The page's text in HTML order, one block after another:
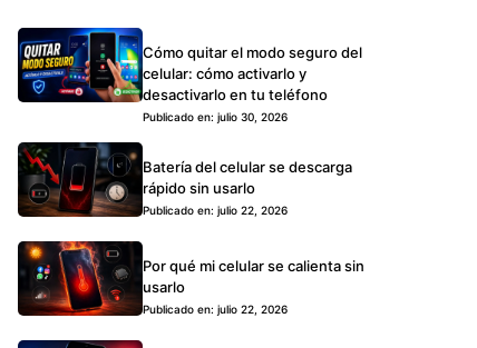
Cómo quitar el modo seguro del
celular: cómo activarlo y
desactivarlo en tu teléfono
Publicado en: julio 30, 2026
Batería del celular se descarga
rápido sin usarlo
Publicado en: julio 22, 2026
Por qué mi celular se calienta sin
usarlo
Publicado en: julio 22, 2026